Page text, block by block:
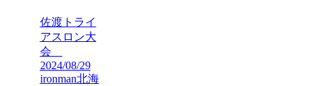
佐渡トライ
アスロン大
会
2024/08/29
ironman北海